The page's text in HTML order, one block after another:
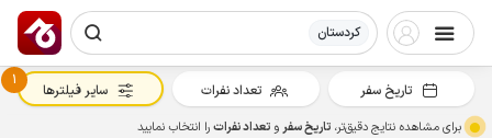
کردستان
تاریخ سفر تعداد نفرات
1
سایر فیلترها
برای مشاهده نتایج دقیق‌تر، تاریخ سفرو تعداد نفراترا انتخاب نمایید